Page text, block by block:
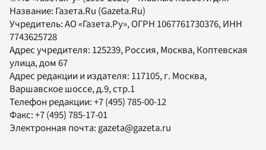
Название: Газета.Ru (Gazeta.Ru)
Учредитель:АО «Газета.Ру», ОГРН 1067761730376, ИНН
7743625728
Адрес учредителя: 125239, Россия, Москва, Коптевская
улица, дом 67
Адрес редакции и издателя: 117105, г. Москва,
Варшавское шоссе, д.9, стр.1
Телефон редакции:+7 (495) 785-00-12
Факс:+7 (495) 785-17-01
Электронная почта: gazeta@gazeta.ru